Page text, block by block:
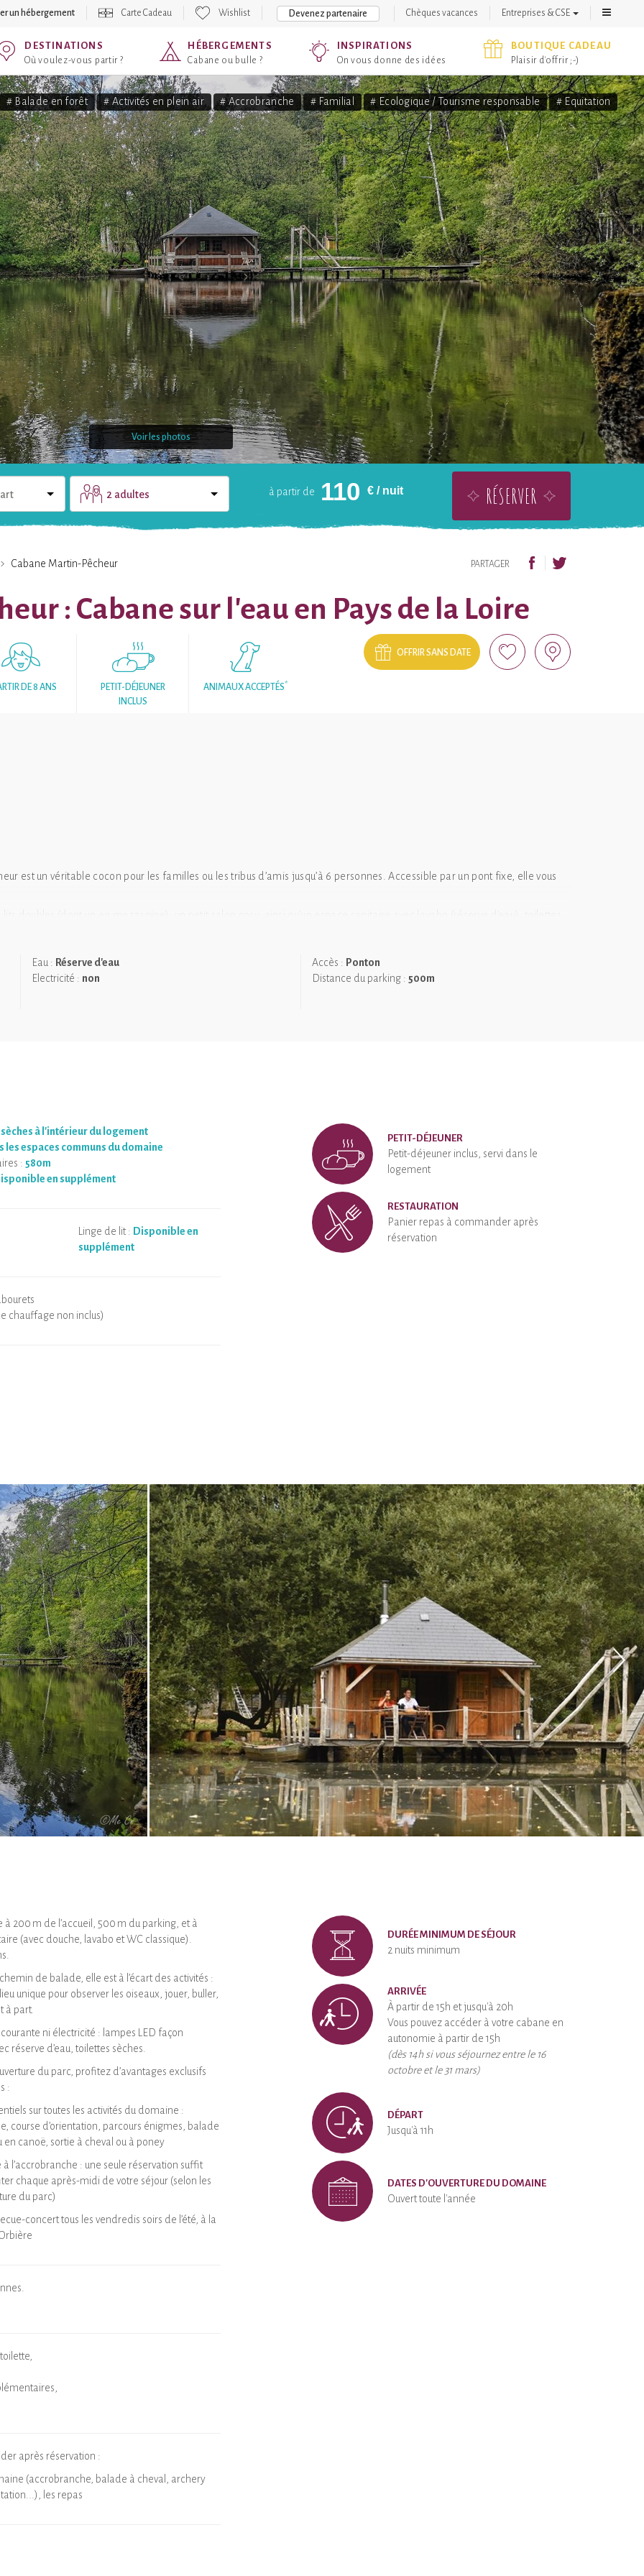
un hébergement Carte Cadeau Wishlist Devenez partenaire Chèques vacances Entreprises & CSE
DESTINATIONS
Où voulez-vous partir ?
HÉBERGEMENTS
Cabane ou bulle ?
INSPIRATIONS
On vous donne des idées
BOUTIQUE CADEAU
Plaisir d'offrir ;-)
# Balade en forêt # Activités en plein air # Accrobranche # Familial # Ecologique / Tourisme responsable # Equitation
Voir les photos
à partir de 110 €/ nuit
2 adultes RÉSERVER
Cabane Martin-Pêcheur PARTAGER
: Cabane sur l'eau en Pays de la Loire
DE 8 ANS
PETIT-DÉJEUNER
INCLUS
ANIMAUX ACCEPTÉS*
OFFRIR SANS DATE
est un véritable cocon pour les familles ou les tribus d’amis jusqu’à 6 personnes. Accessible par un pont fixe, elle vous
m² surplombe l’eau, offrant un accès direct à un îlot privatif équipé d’un barbecue pour des repas en plein air
au poêle à bois. Une barque est mise à disposition pour explorer l’étang, et les amateurs pourront pêcher directement
Eau : Réserve d'eau
Electricité : non
Accès : Ponton
Distance du parking : 500m
à l'intérieur du logement
les espaces communs du domaine
: 580m
en supplément
Linge de lit : Disponible en
supplément
chauffage non inclus)
PETIT-DÉJEUNER
Petit-déjeuner inclus, servi dans le
logement
RESTAURATION
Panier repas à commander après
réservation
à 200 m de l’accueil, 500 m du parking, et à
(avec douche, lavabo et WC classique).
de balade, elle est à l’écart des activités :
unique pour observer les oiseaux, jouer, buller,
à part.
ni électricité : lampes LED façon
réserve d’eau, toilettes sèches.
du parc, profitez d’avantages exclusifs
:
sur toutes les activités du domaine :
course d’orientation, parcours énigmes, balade
en canoë, sortie à cheval ou à poney
l’accrobranche : une seule réservation suffit
chaque après-midi de votre séjour (selon les
du parc)
concert tous les vendredis soirs de l’été, à la
après réservation :
(accrobranche, balade à cheval, archery
les repas
DURÉE MINIMUM DE SÉJOUR
2 nuits minimum
ARRIVÉE
À partir de 15h et jusqu'à 20h
Vous pouvez accéder à votre cabane en
autonomie à partir de 15h
(dès 14h si vous séjournez entre le 16
octobre et le 31 mars)
DÉPART
Jusqu'à 11h
DATES D'OUVERTURE DU DOMAINE
Ouvert toute l'année